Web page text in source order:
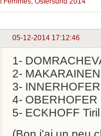
05-12-2014 17:12:46
1-
2-
3-
4- OBERHOFER
5- ECKHOFF Tiril